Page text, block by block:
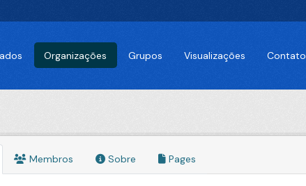
Organizações Grupos Visualizações Contato
Membros Sobre Pages